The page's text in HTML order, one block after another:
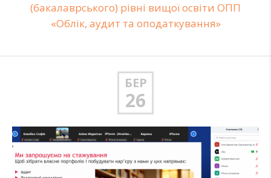
(бакалаврського) рівні вищої освіти ОПП
«Облік, аудит та оподаткування»
БЕР
26